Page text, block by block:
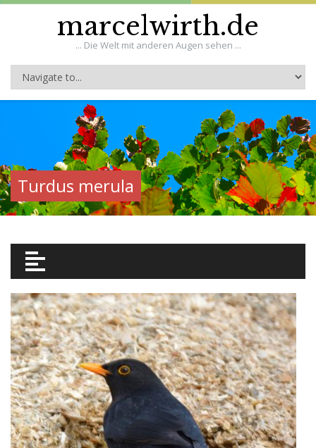
marcelwirth.de
... Die Welt mit anderen Augen sehen ...
Turdus merula